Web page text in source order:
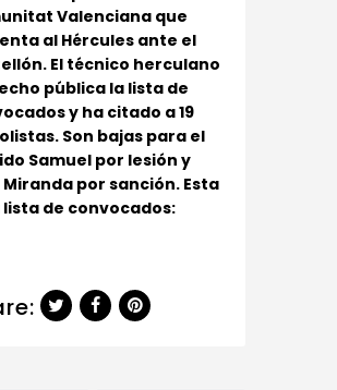
Valenciana que
al Hércules ante el
El técnico herculano
pública la lista de
y ha citado a 19
Son bajas para el
Samuel por lesión y
Miranda por sanción. Esta
lista de convocados: